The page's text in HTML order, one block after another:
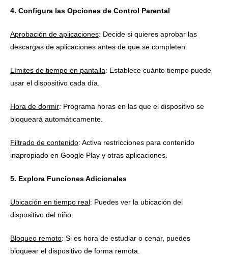
4. Configura las Opciones de Control Parental
Aprobación de aplicaciones: Decide si quieres aprobar las
descargas de aplicaciones antes de que se completen.
Límites de tiempo en pantalla: Establece cuánto tiempo puede
usar el dispositivo cada día.
Hora de dormir: Programa horas en las que el dispositivo se
bloqueará automáticamente.
Filtrado de contenido: Activa restricciones para contenido
inapropiado en Google Play y otras aplicaciones.
5. Explora Funciones Adicionales
Ubicación en tiempo real: Puedes ver la ubicación del
dispositivo del niño.
Bloqueo remoto: Si es hora de estudiar o cenar, puedes
bloquear el dispositivo de forma remota.